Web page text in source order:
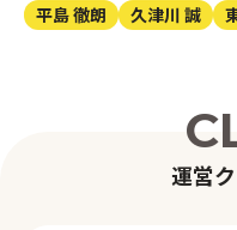
平島 徹朗 久津川 誠
C
運営ク